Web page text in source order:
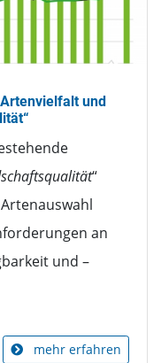
und
“
an
und –
mehr erfahren